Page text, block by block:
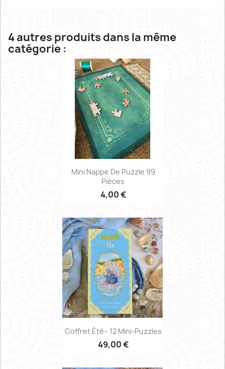
4 autres produits dans la même
catégorie :
Mini Nappe De Puzzle 99
Pièces
4,00 €
Coffret Été– 12 Mini-Puzzles
49,00 €